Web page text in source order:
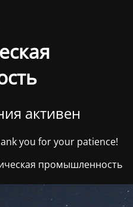
активен
you for your patience!
промышленность